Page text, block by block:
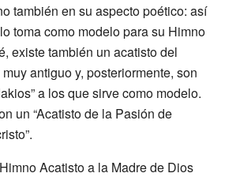
también en su aspecto poético: así
lo toma como modelo para su Himno
existe también un acatisto del
antiguo y, posteriormente, son
a los que sirve como modelo.
un “Acatisto de la Pasión de
Acatisto a la Madre de Dios